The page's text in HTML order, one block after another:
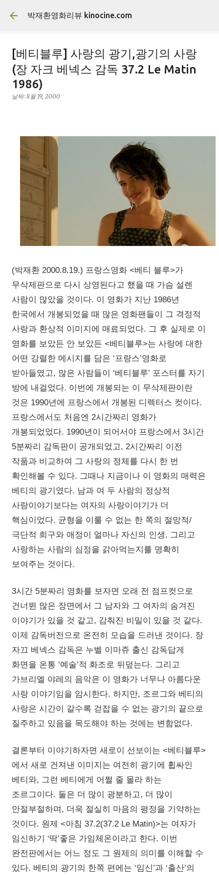
기본 콘텐츠로 건너뛰기
박재환영화리뷰 kinocine.com
[베티블루] 사랑의 광기,광기의 사랑
(장 자크 베넥스 감독 37.2 Le Matin
1986)
날짜: 8월 19, 2000
(박재환 2000.8.19.) 프랑스영화 <베티 블루>가
무삭제판으로 다시 상영된다고 했을 때 가슴 설렌
사람이 많았을 것이다. 이 영화가 지난 1986년
한국에서 개봉되었을 때 많은 영화팬들이 그 격정적
사랑과 환상적 이미지에 매료되었다. 그 후 실제로 이
영화를 보았든 안 보았든 <베티블루>는 사랑에 대한
어떤 강렬한 메시지를 담은 ‘프랑스’영화로
받아들였고, 많은 사람들이 ‘베티블루’ 포스터를 자기
방에 내걸었다. 이번에 개봉되는 이 무삭제판이란
것은 1990년에 프랑스에서 개봉된 디렉터스 컷이다.
프랑스에서도 처음엔 2시간짜리 영화가
개봉되었었다. 1990년이 되어서야 프랑스에서 3시간
5분짜리 감독판이 공개되었고, 2시간짜리 이전
작품과 비교하여 그 사랑의 정체를 다시 한 번
확인해볼 수 있다. 그때나 지금이나 이 영화의 매력은
베티의 광기였다. 남과 여 두 사람의 정상적
사랑이야기보다는 여자의 사랑이야기가 더
핵심이었다. 균형을 이룰 수 없는 한 쪽의 절망적/
극단적 희구와 애정이 얼마나 자신의 인생, 그리고
사랑하는 사람의 심정을 갉아먹는지를 명확히
보여주는 것이다.
3시간 5분짜리 영화를 보자면 오래 전 점프컷으로
건너뛴 많은 장면에서 그 남자와 그 여자의 숨겨진
이야기가 있을 것 같고, 감춰진 비밀이 있을 것 같다.
이제 감독버전으로 온전히 모습을 드러낸 것이다. 장
자끄 베넥스 감독은 누벨 이마쥬 출신 감독답게
화면을 온통 ‘예술’적 화조로 뒤덮는다. 그리고
가브리엘 야레의 음악은 이 영화가 너무나 아름다운
사랑 이야기임을 암시한다. 하지만, 조르그와 베티의
사랑은 시간이 갈수록 걷잡을 수 없는 광기의 끝으로
질주하고 있음을 목도해야 하는 것에는 변함없다.
결론부터 이야기하자면 새로이 선보이는 <베티블루>
에서 새로 건져낸 이미지는 여전히 광기에 휩싸인
베티와, 그런 베티에게 어쩔 줄 몰라 하는
조르그이다. 둘은 더 많이 광분하고, 더 많이
안절부절하며, 더욱 절실히 마음의 평정을 기약하는
것이다. 원제 <아침 37.2(37.2 Le Matin)>는 여자가
임신하기 ‘딱’좋은 가임체온이라고 한다. 이번
완전판에서는 어느 정도 그 원제의 의미를 이해할 수
있다. 베티의 광기의 한쪽 편에는 ‘임신’과 ‘출산’의